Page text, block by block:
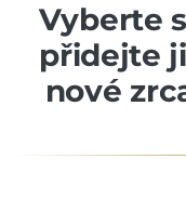
Vyberte
přidejte
nové